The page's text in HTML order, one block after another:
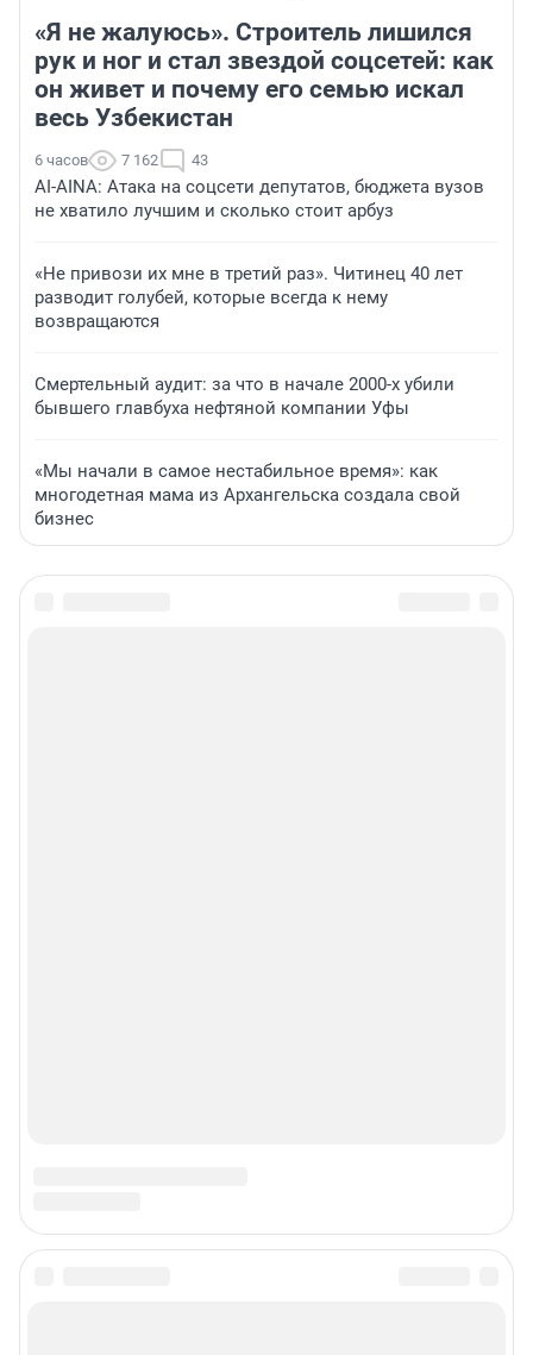
«Я не жалуюсь». Строитель лишился
рук и ног и стал звездой соцсетей: как
он живет и почему его семью искал
весь Узбекистан
6 часов 7 162 43
AI-AINA: Атака на соцсети депутатов, бюджета вузов
не хватило лучшим и сколько стоит арбуз
«Не привози их мне в третий раз». Читинец 40 лет
разводит голубей, которые всегда к нему
возвращаются
Смертельный аудит: за что в начале 2000-х убили
бывшего главбуха нефтяной компании Уфы
«Мы начали в самое нестабильное время»: как
многодетная мама из Архангельска создала свой
бизнес